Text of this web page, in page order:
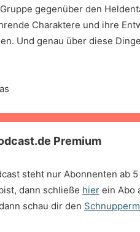
gegenüber den
Charaktere und ihre
Und genau über diese
Premium
steht nur Abonnenten ab
dann schließe hier ein Abo
schau dir den